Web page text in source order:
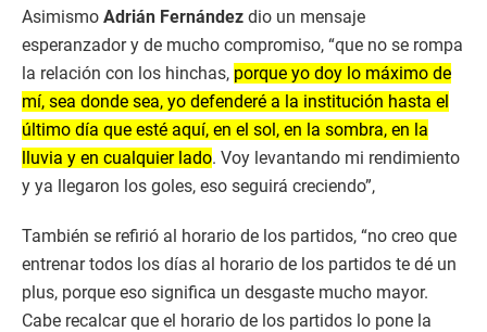
Asimismo Adrián Fernández dio un mensaje
esperanzador y de mucho compromiso, “que no se rompa
la relación con los hinchas, porque yo doy lo máximo de
mí, sea donde sea, yo defenderé a la institución hasta el
último día que esté aquí, en el sol, en la sombra, en la
lluvia y en cualquier lado. Voy levantando mi rendimiento
y ya llegaron los goles, eso seguirá creciendo”,
También se refirió al horario de los partidos, “no creo que
entrenar todos los días al horario de los partidos te dé un
plus, porque eso significa un desgaste mucho mayor.
Cabe recalcar que el horario de los partidos lo pone la